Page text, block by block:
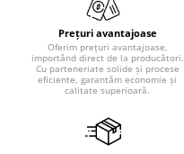
Prețuri avantajoase
Oferim prețuri avantajoase,
importând direct de la producători.
Cu parteneriate solide și procese
eficiente, garantăm economie și
calitate superioară.